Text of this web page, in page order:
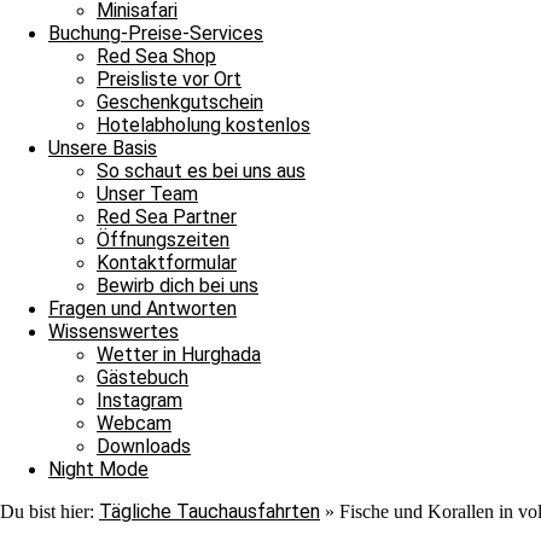
Minisafari
Buchung-Preise-Services
Red Sea Shop
Preisliste vor Ort
Geschenkgutschein
Hotelabholung kostenlos
Unsere Basis
So schaut es bei uns aus
Unser Team
Red Sea Partner
Öffnungszeiten
Kontaktformular
Bewirb dich bei uns
Fragen und Antworten
Wissenswertes
Wetter in Hurghada
Gästebuch
Instagram
Webcam
Downloads
Night Mode
Du bist hier: Tägliche Tauchausfahrten » Fische und Korallen in
Nach ihrer Show verließen auch sie uns ins Blau. Jedoch war auf
Adlerrochen entdecken, der in der Strömung stand, wie ein Fels in
ebenmäßig Marmoriert und wir konnten ihn von der Nähe
unter einem Stein saß. In unserem Sicherheitsstop begegnete uns
hinschauen sollten, machten wir uns überglücklich auf den Weg
als auch für die Neulinge, denn heute hat unsere Tauschfamilie
viel zu feiern, das heißt schnell auf zur Shaab Stella Bar, denn
Grüße von JJ, Sandra und Janina.
Ganztagesfahrt
Tauchplatz 1: Carlson’s Corner
Tauchplatz 2: Erg Somaya
Tauchplatz 3: Balena
An diesem wunderschönen Sonntagmorgen starteten wir unseren